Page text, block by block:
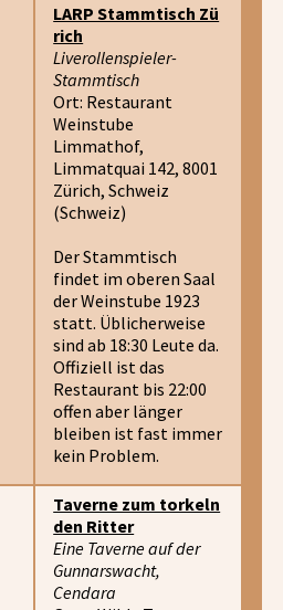
LARP Stammtisch Zü
rich
Liverollenspieler-
Stammtisch
Ort: Restaurant
Weinstube
Limmathof,
Limmatquai 142, 8001
Zürich, Schweiz
(Schweiz)
Der Stammtisch
findet im oberen Saal
der Weinstube 1923
statt. Üblicherweise
sind ab 18:30 Leute da.
Offiziell ist das
Restaurant bis 22:00
offen aber länger
bleiben ist fast immer
kein Problem.
Taverne zum torkeln
den Ritter
Eine Taverne auf der
Gunnarswacht,
Cendara